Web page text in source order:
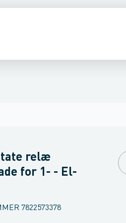
relæ
for 1- - El-
7822573378